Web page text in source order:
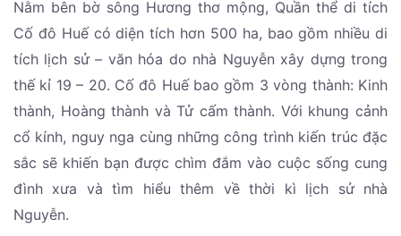
Nằm bên bờ sông Hương thơ mộng, Quần thể di tích
Cố đô Huế có diện tích hơn 500 ha, bao gồm nhiều di
tích lịch sử – văn hóa do nhà Nguyễn xây dựng trong
thế kỉ 19 – 20. Cố đô Huế bao gồm 3 vòng thành: Kinh
thành, Hoàng thành và Tử cấm thành. Với khung cảnh
cổ kính, nguy nga cùng những công trình kiến trúc đặc
sắc sẽ khiến bạn được chìm đắm vào cuộc sống cung
đình xưa và tìm hiểu thêm về thời kì lịch sử nhà
Nguyễn.